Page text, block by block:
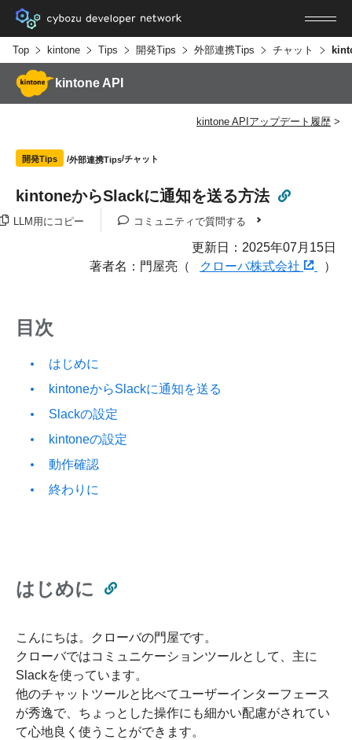
Top kintone Tips 開発Tips 外部連携Tips チャット
kintone API
kintone APIアップデート履歴
開発Tips 外部連携Tips チャット
kintoneからSlackに通知を送る方法
LLM用にコピー コミュニティで質問する
更新日：2025年07月15日
著者名：門屋亮（
クローバ株式会社 ）
目次
はじめに
kintoneからSlackに通知を送る
Slackの設定
kintoneの設定
動作確認
終わりに
はじめに
こんにちは。クローバの門屋です。
クローバではコミュニケーションツールとして、主に
Slackを使っています。
他のチャットツールと比べてユーザーインターフェース
が秀逸で、ちょっとした操作にも細かい配慮がされてい
て心地良く使うことができます。